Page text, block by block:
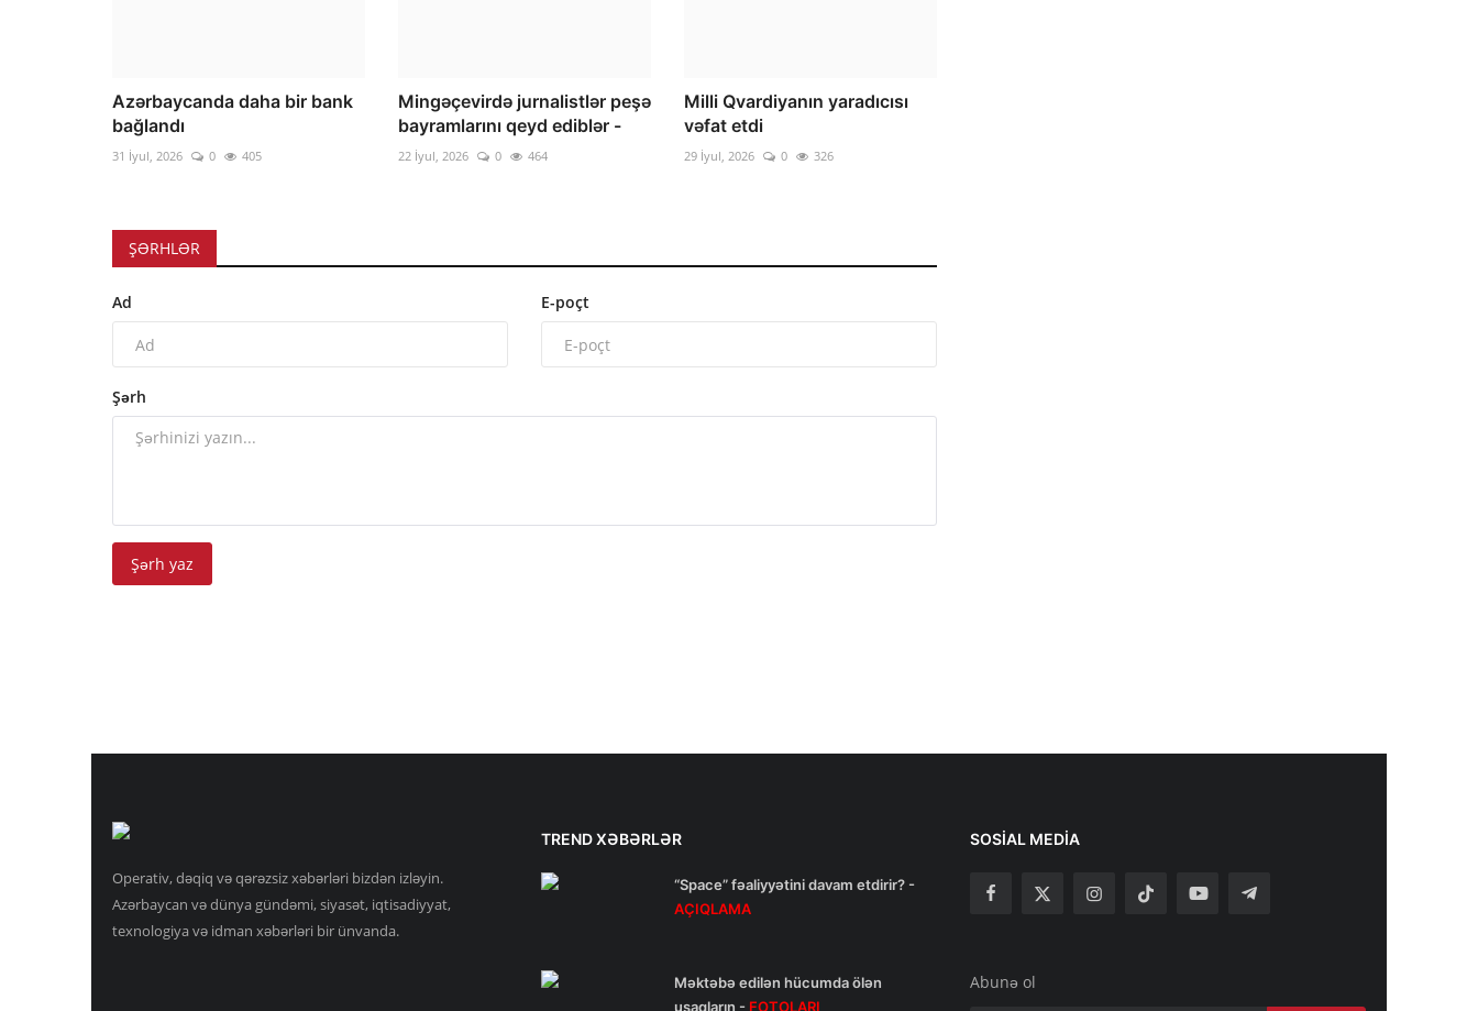
Azərbaycanda daha bir bank
bağlandı
31 İyul, 2026 0 405
Mingəçevirdə jurnalistlər peşə
bayramlarını qeyd ediblər -
22 İyul, 2026 0 464
Milli Qvardiyanın yaradıcısı
vəfat etdi
29 İyul, 2026 0 326
ŞƏRHLƏR
Ad E-poçt
Şərh
Şərh yaz
Operativ, dəqiq və qərəzsiz xəbərləri bizdən izləyin.
Azərbaycan və dünya gündəmi, siyasət, iqtisadiyyat,
texnologiya və idman xəbərləri bir ünvanda.
TREND XƏBƏRLƏR
“Space” fəaliyyətini davam etdirir? -
AÇIQLAMA
Məktəbə edilən hücumda ölən
uşaqların - FOTOLARI
SOSIAL MEDIA
Abunə ol